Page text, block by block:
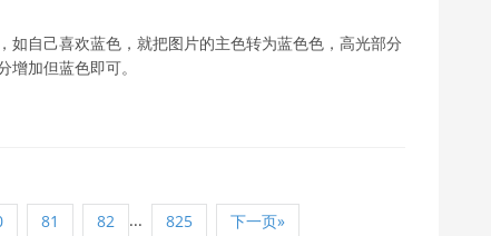
如自己喜欢蓝色，就把图片的主色转为蓝色色，高光部分
增加但蓝色即可。
81 82 ... 825 下一页»